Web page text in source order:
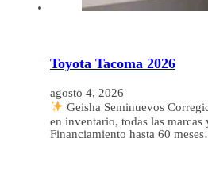
Toyota Tacoma 2026
agosto 4, 2026
Geisha Seminuevos
en inventario, todas las marcas
Financiamiento hasta 60